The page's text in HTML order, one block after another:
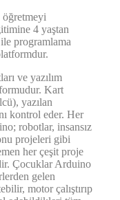
öğretmeyi
4 yaştan
programlama
ve yazılım
Kart
yazılan
kontrol eder. Her
robotlar, insansız
projeleri gibi
her çeşit proje
Çocuklar Arduino
gelen
motor çalıştırıp